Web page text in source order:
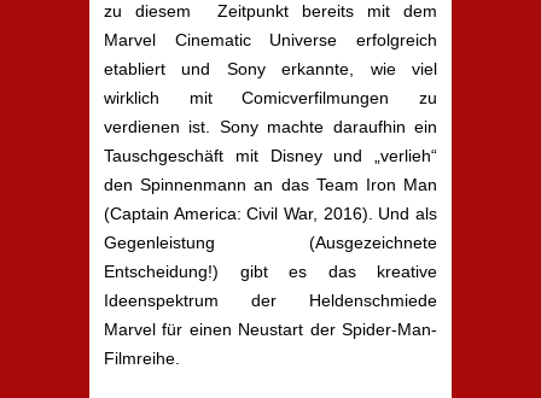
zu diesem Zeitpunkt bereits mit dem
Marvel Cinematic Universe erfolgreich
etabliert und Sony erkannte, wie viel
wirklich mit Comicverfilmungen zu
verdienen ist. Sony machte daraufhin ein
Tauschgeschäft mit Disney und „verlieh“
den Spinnenmann an das Team Iron Man
(Captain America: Civil War, 2016). Und als
Gegenleistung (Ausgezeichnete
Entscheidung!) gibt es das kreative
Ideenspektrum der Heldenschmiede
Marvel für einen Neustart der Spider-Man-
Filmreihe.